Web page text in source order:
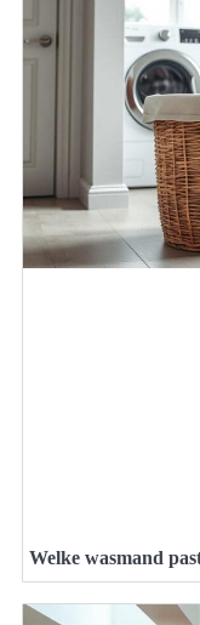
Welke wasmand